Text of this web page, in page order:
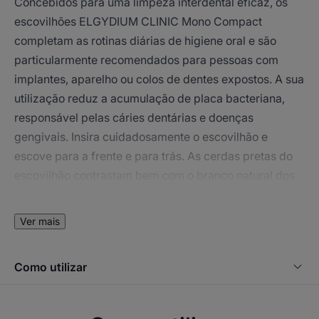
escovilhões ELGYDIUM CLINIC Mono Compact
completam as rotinas diárias de higiene oral e são
particularmente recomendados para pessoas com
implantes, aparelho ou colos de dentes expostos. A sua
utilização reduz a acumulação de placa bacteriana,
responsável pelas cáries dentárias e doenças
gengivais. Insira cuidadosamente o escovilhão e
escove para a frente e para trás. As cerdas pretas do
depósitos à medida que são removidos. As cerdas
brancas, por outro lado, permitem ver qualquer
limpar o escovilhão ELGYDIUM CLINIC (com uma
Ver mais
Como utilizar